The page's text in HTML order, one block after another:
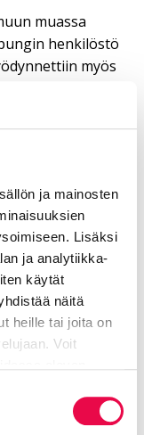
ja mainosten
Lisäksi
ja analytiikka-
käytät
näitä
heille tai joita on
Voit
muassa
henkilöstö
myös
kerran
2026): Riihimäki
kesäkuuta